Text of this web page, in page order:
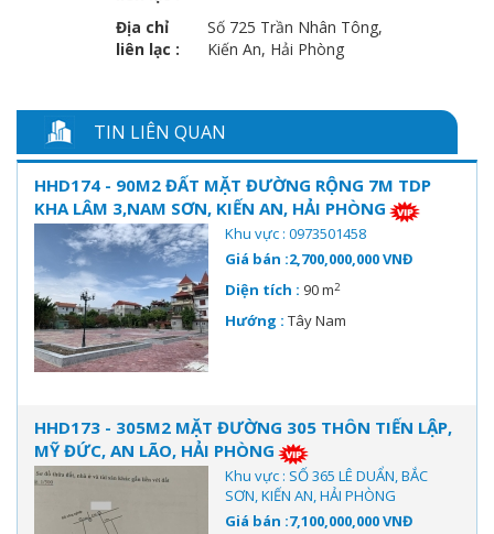
Địa chỉ
liên lạc :
Số 725 Trần Nhân Tông,
Kiến An, Hải Phòng
TIN LIÊN QUAN
HHD174 - 90M2 ĐẤT MẶT ĐƯỜNG RỘNG 7M TDP
KHA LÂM 3,NAM SƠN, KIẾN AN, HẢI PHÒNG
Khu vực : 0973501458
Giá bán :2,700,000,000 VNĐ
Diện tích : 90 m2
Hướng : Tây Nam
HHD173 - 305M2 MẶT ĐƯỜNG 305 THÔN TIẾN LẬP,
MỸ ĐỨC, AN LÃO, HẢI PHÒNG
Khu vực : SỐ 365 LÊ DUẨN, BẮC
SƠN, KIẾN AN, HẢI PHÒNG
Giá bán :7,100,000,000 VNĐ